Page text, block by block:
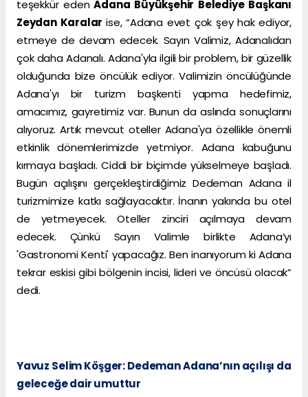
teşekkür edenAdana Büyükşehir Belediye Başkanı
Zeydan Karalarise, “Adana evet çok şey hak ediyor,
etmeye de devam edecek. Sayın Valimiz, Adanalıdan
çok daha Adanalı. Adana'yla ilgili bir problem, bir güzellik
olduğunda bize öncülük ediyor. Valimizin öncülüğünde
Adana'yı bir turizm başkenti yapma hedefimiz,
amacımız, gayretimiz var. Bunun da aslında sonuçlarını
alıyoruz. Artık mevcut oteller Adana'ya özellikle önemli
etkinlik dönemlerimizde yetmiyor. Adana kabuğunu
kırmaya başladı. Ciddi bir biçimde yükselmeye başladı.
Bugün açılışını gerçekleştirdiğimiz Dedeman Adana il
turizmimize katkı sağlayacaktır. İnanın yakında bu otel
de yetmeyecek. Oteller zinciri açılmaya devam
edecek. Çünkü Sayın Valimle birlikte Adana’yı
'Gastronomi Kenti' yapacağız. Ben inanıyorum ki Adana
tekrar eskisi gibi bölgenin incisi, lideri ve öncüsü olacak”
dedi.
Yavuz Selim Köşger: Dedeman Adana’nın açılışı da
geleceğe dair umuttur